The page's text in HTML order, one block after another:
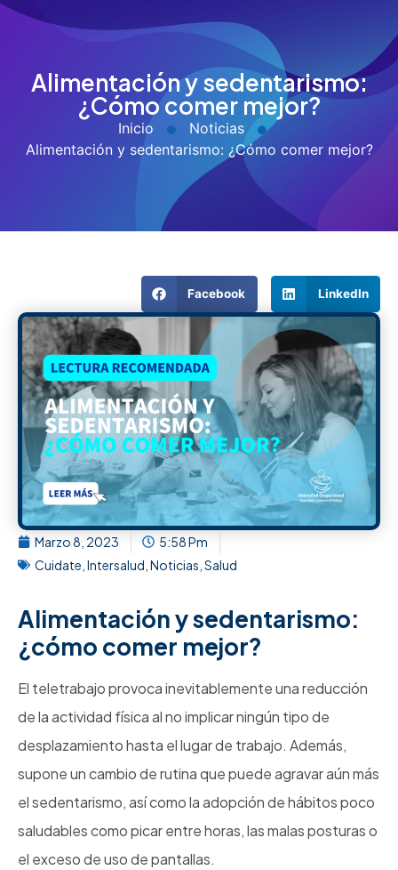
Alimentación y sedentarismo:
¿Cómo comer mejor?
Inicio
Noticias
Alimentación y sedentarismo: ¿Cómo comer mejor?
Facebook LinkedIn
Marzo 8, 2023
5:58 Pm
Cuidate Intersalud Noticias Salud
Alimentación y sedentarismo:
¿cómo comer mejor?
El teletrabajo provoca inevitablemente una reducción
de la actividad física al no implicar ningún tipo de
desplazamiento hasta el lugar de trabajo. Además,
supone un cambio de rutina que puede agravar aún más
el sedentarismo, así como la adopción de hábitos poco
saludables como picar entre horas, las malas posturas o
el exceso de uso de pantallas.